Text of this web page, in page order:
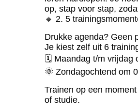
op, stap voor stap,
🔸 2. 5
Drukke agenda? Geen
Je kiest zelf uit 6
🗓 Maandag t/m vrijdag
🌞 Zondagochtend om
Trainen op een
of studie.